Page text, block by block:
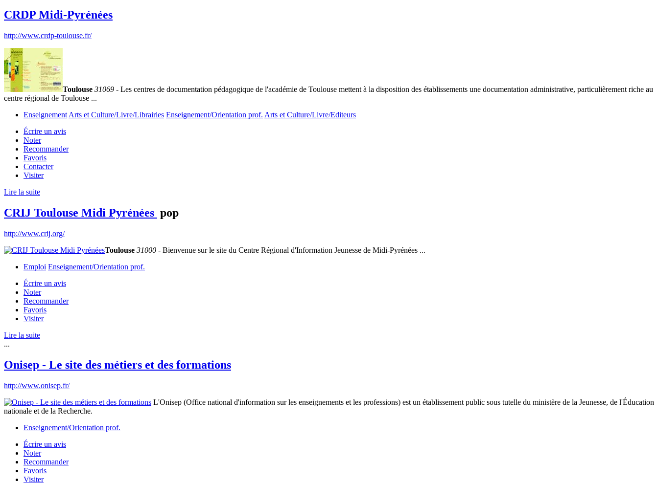
CRDP Midi-Pyrénées
http://www.crdp-toulouse.fr/
Toulouse 31069 - Les centres de documentation pédagogique de l'académie de Toulouse mettent à la disposition des établissements une documentation administrative, particulièrement riche au
centre régional de Toulouse ...
Enseignement Arts et Culture/Livre/Librairies Enseignement/Orientation prof. Arts et Culture/Livre/Editeurs
Écrire un avis
Noter
Recommander
Favoris
Contacter
Visiter
Lire la suite
CRIJ Toulouse Midi Pyrénées pop
http://www.crij.org/
Toulouse 31000 - Bienvenue sur le site du Centre Régional d'Information Jeunesse de Midi-Pyrénées ...
Emploi Enseignement/Orientation prof.
Écrire un avis
Noter
Recommander
Favoris
Visiter
Lire la suite
...
Onisep - Le site des métiers et des formations
http://www.onisep.fr/
L'Onisep (Office national d'information sur les enseignements et les professions) est un établissement public sous tutelle du ministère de la Jeunesse, de l'Éducation
nationale et de la Recherche.
Enseignement/Orientation prof.
Écrire un avis
Noter
Recommander
Favoris
Visiter